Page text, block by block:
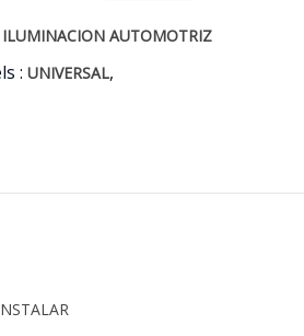
ILUMINACION AUTOMOTRIZ
:UNIVERSAL,